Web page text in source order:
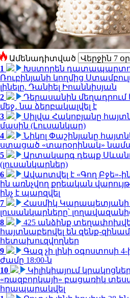
Ամենադիտված
1
Խստորեն
Ռուբինյանի կողմից
լինելը. Դանիել Իոաննիսյան
2
Դերասանին մեղադրում
մեջ․ նա ձերբակալվել է
3
Սիլվա Հակոբյանը
մասին (Լուսանկար)
4
Նիկոլ Փաշինյանը
ստացած «տարօրինակ»
5
Արտակարգ դեպք
(լուսանկարներ)
6
Ավարտվել է «Գող Բջե»-
ին առնչվող քրեական
ինչ է պարզվել
7
Հասմիկ
լուսանկարները՝
8
425 անձինք
հայտնաբերվել են զենք-
հետախուզվողներ
9
Գազ չի լինի օգոստոսի 4-
ժամը 18:00-ն
10
Կիլիկիայում
«ռազբորկայի» բացառիկ
հրապարակվել